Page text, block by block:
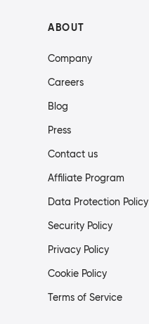
ABOUT
Company
Careers
Blog
Press
Contact us
Affiliate Program
Data Protection Policy
Security Policy
Privacy Policy
Cookie Policy
Terms of Service